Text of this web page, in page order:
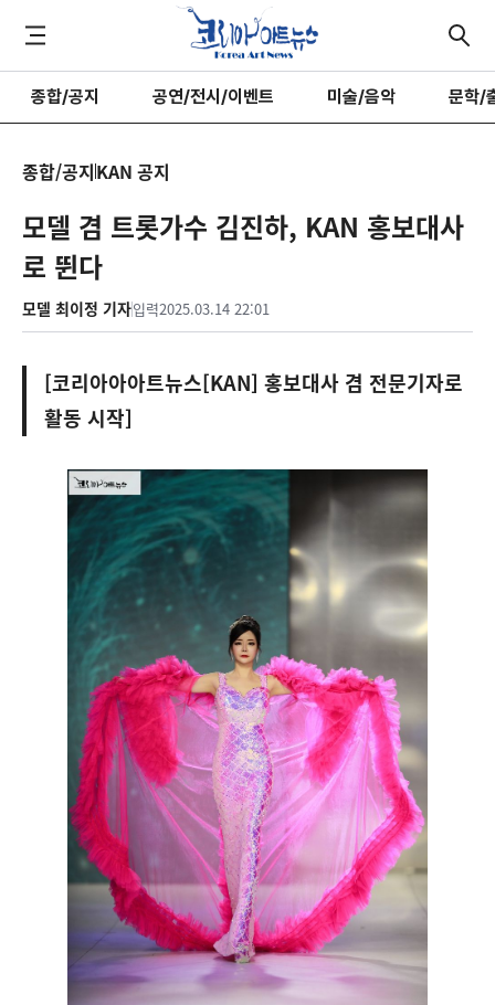
종합/공지 공연/전시/이벤트 미술/음악 문학/
종합/공지KAN 공지
모델 겸 트롯가수 김진하, KAN 홍보대사
로 뛴다
모델 최이정 기자입력2025.03.14 22:01
[코리아아아트뉴스[KAN] 홍보대사 겸 전문기자로
활동 시작]